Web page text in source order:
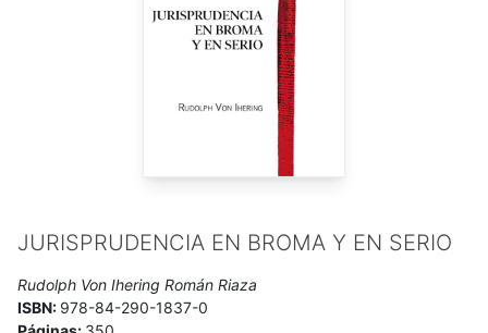
JURISPRUDENCIA EN BROMA Y EN SERIO
Rudolph Von Ihering Román Riaza
ISBN: 978-84-290-1837-0